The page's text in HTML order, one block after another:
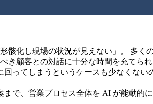
化し現場の状況が見えない」。 多く
顧客との対話に十分な時間を充てら
ってしまうというケースも少なくない
で、営業プロセス全体を AI が能動的